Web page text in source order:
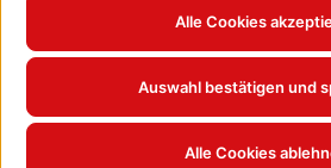
Alle Cookies
Auswahl bestätigen und
Alle Cookies
www.luebeck.de